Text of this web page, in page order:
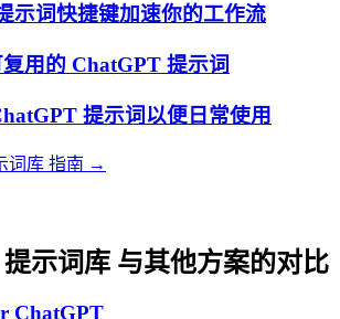
示词快捷键加速你的工作流
用的 ChatGPT 提示词
提示词以便日常使用
词库 指南 →
示词库 与其他方案的对比
ChatGPT